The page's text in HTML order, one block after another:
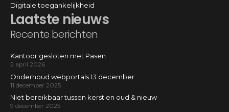
Laatste nieuws
Recente berichten
Kantoor gesloten met Pasen
2 april 2026
Onderhoud webportals 13 december
11 december 2025
Niet bereikbaar tussen kerst en oud & nieuw
9 december 2025
Digitale toegankelijkheid